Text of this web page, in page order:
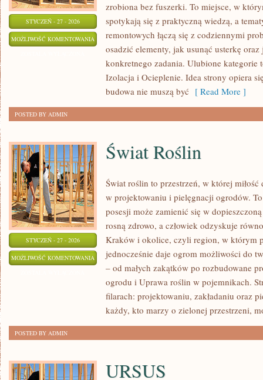
STYCZEŃ - 27 - 2026
MOŻLIWOŚĆ KOMENTOWANIA SPRZĘT
REMONTOWY
zrobiona bez fuszerki. To miejsce, w
spotykają się z praktyczną wiedzą, a
remontowych łączą się z codziennymi
osadzić elementy, jak usunąć usterkę
konkretnego zadania. Ulubione kategorie
Izolacja i Ocieplenie. Idea strony opiera
budowa nie muszą być [ Read More ]
POSTED BY ADMIN
STYCZEŃ - 27 - 2026
MOŻLIWOŚĆ KOMENTOWANIA ŚWIAT
ROŚLIN
Świat Roślin
Świat roślin to przestrzeń, w której
w projektowaniu i pielęgnacji ogrodów.
posesji może zamienić się w
rosną zdrowo, a człowiek odzyskuje
Kraków i okolice, czyli region, w którym
jednocześnie daje ogrom możliwości do
– od małych zakątków po rozbudowane
ogrodu i Uprawa roślin w pojemnikach.
filarach: projektowaniu, zakładaniu oraz
każdy, kto marzy o zielonej przestrzeni,
POSTED BY ADMIN
URSUS